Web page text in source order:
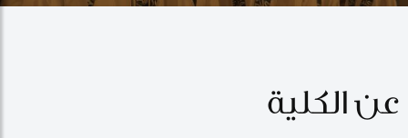
عن الكلية